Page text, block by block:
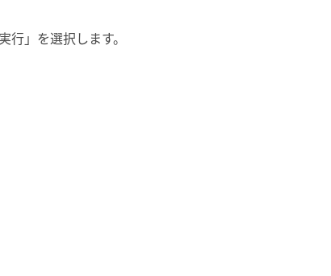
行」を選択します。